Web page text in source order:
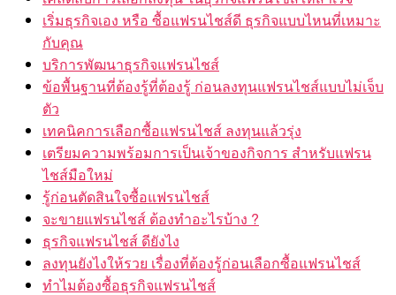
เริ่มธุรกิจเอง หรือ ซื้อแฟรนไชส์ดี ธุรกิจแบบไหนที่เหมาะ
กับคุณ
บริการพัฒนาธุรกิจแฟรนไชส์
ข้อพื้นฐานที่ต้องรู้ที่ต้องรู้ ก่อนลงทุนแฟรนไชส์แบบไม่เจ็บ
ตัว
เทคนิคการเลือกซื้อแฟรนไชส์ ลงทุนแล้วรุ่ง
เตรียมความพร้อมการเป็นเจ้าของกิจการ สำหรับแฟรน
ไชส์มือใหม่
รู้ก่อนตัดสินใจซื้อแฟรนไชส์
จะขายแฟรนไชส์ ต้องทำอะไรบ้าง ?
ธุรกิจแฟรนไชส์ ดียังไง
ลงทุนยังไงให้รวย เรื่องที่ต้องรู้ก่อนเลือกซื้อแฟรนไชส์
ทำไมต้องซื้อธุรกิจแฟรนไชส์